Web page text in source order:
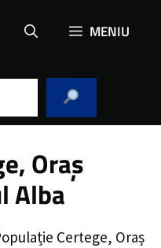
MENIU
Oraș
Alba
Certege, Oraș